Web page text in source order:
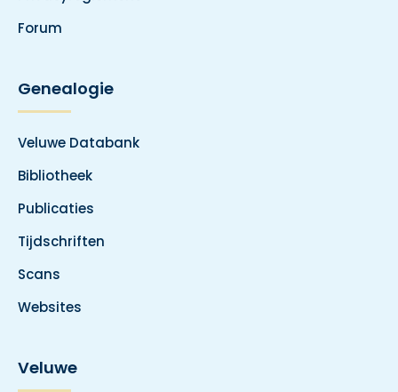
Forum
Genealogie
Veluwe Databank
Bibliotheek
Publicaties
Tijdschriften
Scans
Websites
Veluwe